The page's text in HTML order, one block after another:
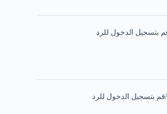
بتسجيل الدخول للرد
قم بتسجيل الدخول للرد